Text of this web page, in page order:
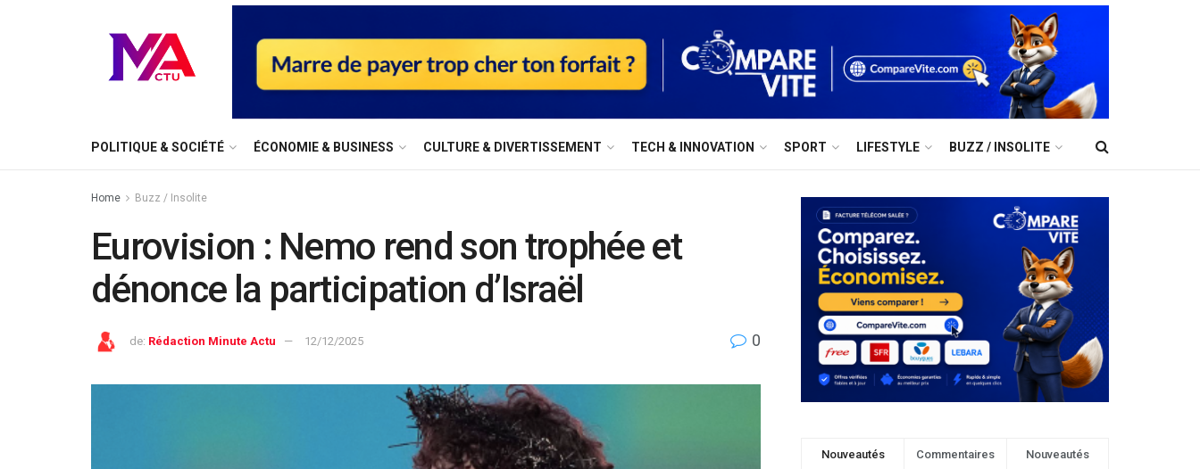
⁠POLITIQUE & SOCIÉTÉ ÉCONOMIE & BUSINESS ⁠CULTURE & DIVERTISSEMENT ⁠TECH & INNOVATION SPORT LIFESTYLE BUZZ / INSOLITE
Home Buzz / Insolite
Eurovision : Nemo rend son trophée et
dénonce la participation d’Israël
de: Rédaction Minute Actu 12/12/2025 0
Nouveautés Commentaires Nouveautés